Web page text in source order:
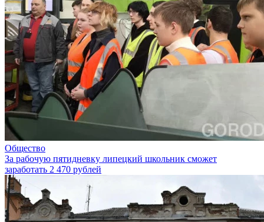
Общество
За рабочую пятидневку липецкий школьник сможет
заработать 2 470 рублей